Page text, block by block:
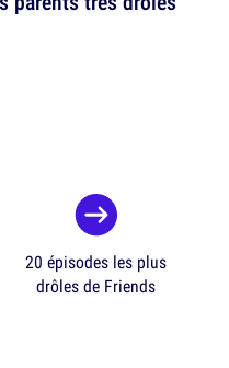
20 épisodes les plus
drôles de Friends